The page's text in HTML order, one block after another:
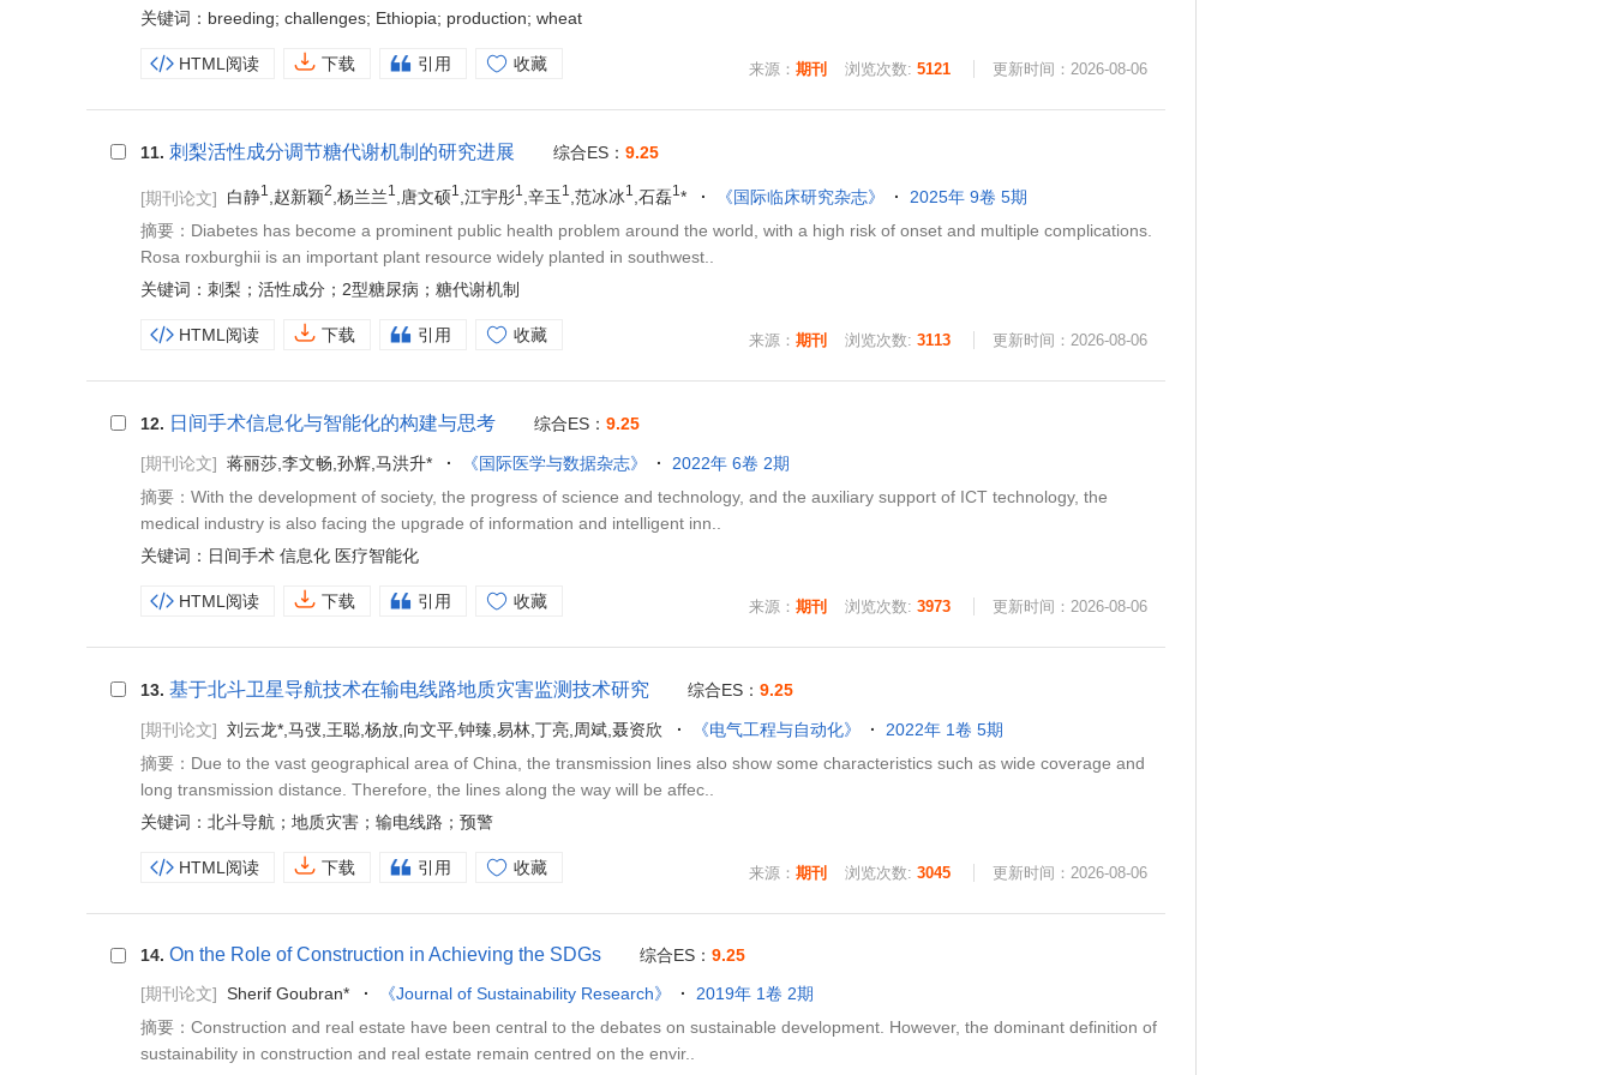
关键词：breeding; challenges; Ethiopia; production; wheat
来源： 期刊 浏览次数: 5121 更新时间：2026-08-06
HTML阅读 下载 引用 收藏
11. 刺梨活性成分调节糖代谢机制的研究进展 综合ES： 9.25
[期刊论文] 白静1,赵新颖2,杨兰兰1,唐文硕1,江宇彤1,辛玉 1,范冰冰1,石磊1* 《国际临床研究杂志》
2025年 9卷 5期
摘要：Diabetes has become a prominent public health problem around the world, with a high risk of onset and multiple complications.
Rosa roxburghii is an important plant resource widely planted in southwest..
关键词：刺梨；活性成分；2型糖尿病；糖代谢机制
来源： 期刊 浏览次数: 3113 更新时间：2026-08-06
HTML阅读 下载 引用 收藏
12. 日间手术信息化与智能化的构建与思考 综合ES： 9.25
[期刊论文] 蒋丽莎,李文畅,孙辉,马洪升* 《国际医学与数据杂志》
2022年 6卷 2期
摘要：With the development of society, the progress of science and technology, and the auxiliary support of ICT technology, the
medical industry is also facing the upgrade of information and intelligent inn..
关键词：日间手术 信息化 医疗智能化
来源： 期刊 浏览次数: 3973 更新时间：2026-08-06
HTML阅读 下载 引用 收藏
13. 基于北斗卫星导航技术在输电线路地质灾害监测技术研究 综合ES： 9.25
[期刊论文] 刘云龙*,马弢,王聪,杨放,向文平,钟臻,易林,丁亮,周斌,聂资欣 《电气工程与自动化》
2022年 1卷 5期
摘要：Due to the vast geographical area of China, the transmission lines also show some characteristics such as wide coverage and
long transmission distance. Therefore, the lines along the way will be affec..
关键词：北斗导航；地质灾害；输电线路；预警
来源： 期刊 浏览次数: 3045 更新时间：2026-08-06
HTML阅读 下载 引用 收藏
14. On the Role of Construction in Achieving the SDGs 综合ES： 9.25
[期刊论文] Sherif Goubran* 《Journal of Sustainability Research》
2019年 1卷 2期
摘要：Construction and real estate have been central to the debates on sustainable development. However, the dominant definition of
sustainability in construction and real estate remain centred on the envir..